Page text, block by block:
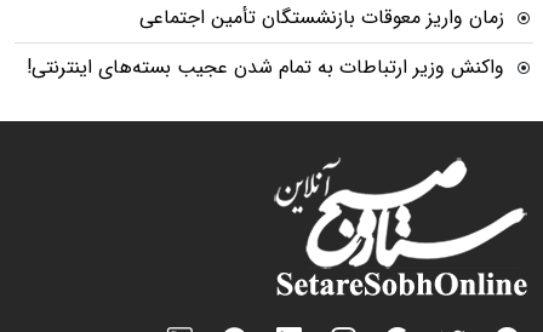
زمان واریز معوقات بازنشستگان تأمین اجتماعی
واکنش وزیر ارتباطات به تمام شدن عجیب بسته‌های اینترنتی!